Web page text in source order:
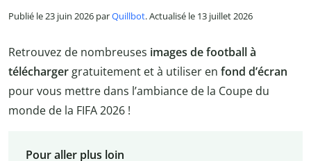
Publié le 23 juin 2026 parQuillbot. Actualisé le 13 juillet 2026
Retrouvez de nombreuses images de football à
télécharger gratuitement et à utiliser en fond d’écran
pour vous mettre dans l’ambiance de la Coupe du
monde de la FIFA 2026 !
Pour aller plus loin